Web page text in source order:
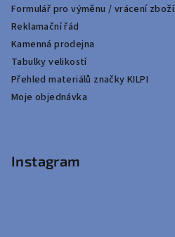
Formulář pro výměnu / vrácení zboží
Reklamační řád
Kamenná prodejna
Tabulky velikostí
Přehled materiálů značky KILPI
Moje objednávka
Instagram